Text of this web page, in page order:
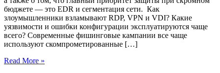
бюджете — это EDR и сегментация сети. Как
злоумышленники взламывают RDP, VPN и VDI? Какие
уязвимости и ошибки конфигурации эксплуатируются чаще
всего? Современные фишинговые кампании все чаще
используют скомпрометированные […]
Read More »